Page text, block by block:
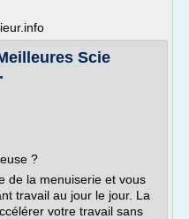
Scie
?
de la menuiserie et vous
travail au jour le jour. La
votre travail sans